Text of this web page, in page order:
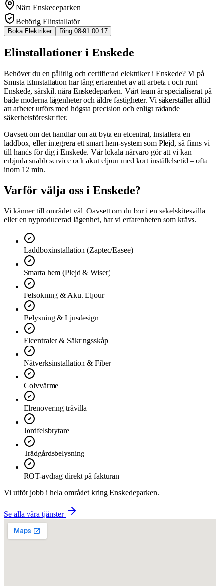
Nära Enskedeparken
Behörig Elinstallatör
Boka Elektriker Ring 08-91 00 17
Elinstallationer i Enskede
Behöver du en pålitlig och certifierad elektriker i Enskede? Vi på
Smista Elinstallation har lång erfarenhet av att arbeta i och runt
Enskede, särskilt nära Enskedeparken. Vårt team är specialiserat på
både moderna lägenheter och äldre fastigheter. Vi säkerställer alltid
att arbetet utförs med högsta precision och enligt rådande
säkerhetsföreskrifter.
Oavsett om det handlar om att byta en elcentral, installera en
laddbox, eller integrera ett smart hem-system som Plejd, så finns vi
till hands för dig i Enskede. Vår lokala närvaro gör att vi kan
erbjuda snabb service och akut eljour med kort inställelsetid – ofta
inom 12 min.
Varför välja oss i Enskede?
Vi känner till området väl. Oavsett om du bor i en sekelskitesvilla
eller en nyproducerad lägenhet, har vi erfarenheten som krävs.
Laddboxinstallation (Zaptec/Easee)
Smarta hem (Plejd & Wiser)
Felsökning & Akut Eljour
Belysning & Ljusdesign
Elcentraler & Säkringsskåp
Nätverksinstallation & Fiber
Golvvärme
Elrenovering trävilla
Jordfelsbrytare
Trädgårdsbelysning
ROT-avdrag direkt på fakturan
Vi utför jobb i hela området kring Enskedeparken.
Se alla våra tjänster